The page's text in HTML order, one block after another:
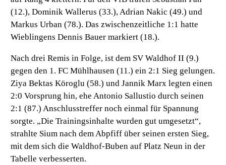
(12.), Dominik Wallerus (33.), Adrian Nakic (49.) und
Markus Urban (78.). Das zwischenzeitliche 1:1 hatte
Wieblingens Dennis Bauer markiert (18.).
Nach drei Remis in Folge, ist dem SV Waldhof II (9.)
gegen den 1. FC Mühlhausen (11.) ein 2:1 Sieg gelungen.
Ziya Bektas Köroglu (58.) und Jannik Marx legten einen
2:0 Vorsprung hin, ehe Antonio Sallustio durch seinen
2:1 (87.) Anschlusstreffer noch einmal für Spannung
sorgte. „Die Trainingsinhalte wurden gut umgesetzt“,
strahlte Sium nach dem Abpfiff über seinen ersten Sieg,
mit dem sich die Waldhof-Buben auf Platz Neun in der
Tabelle verbesserten.